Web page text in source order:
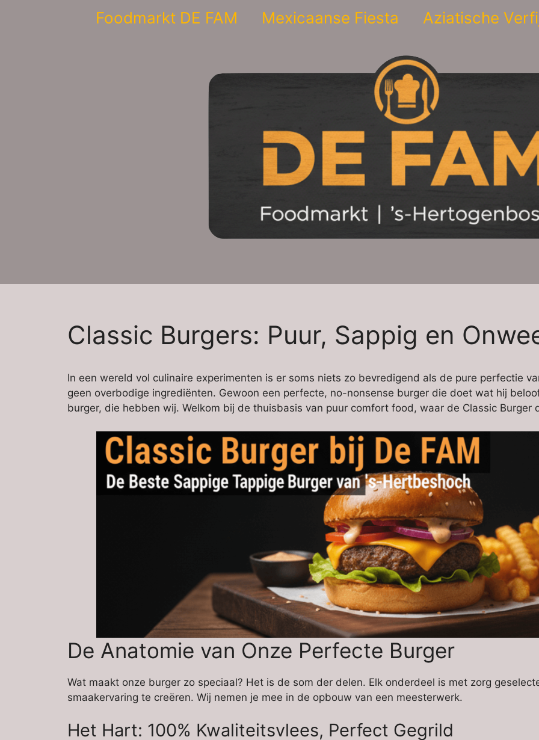
Foodmarkt DE FAM Mexicaanse Fiesta Aziatische
Classic Burgers: Puur, Sappig en
In een wereld vol culinaire experimenten is er soms niets zo bevredigend als de pure perfectie
geen overbodige ingrediënten. Gewoon een perfecte, no-nonsense burger die doet wat hij
burger, die hebben wij. Welkom bij de thuisbasis van puur comfort food, waar de Classic Burger
De Anatomie van Onze Perfecte Burger
Wat maakt onze burger zo speciaal? Het is de som der delen. Elk onderdeel is met zorg
smaakervaring te creëren. Wij nemen je mee in de opbouw van een meesterwerk.
Het Hart: 100% Kwaliteitsvlees, Perfect Gegrild